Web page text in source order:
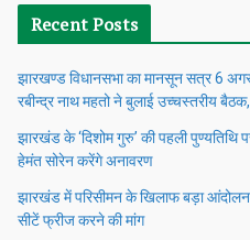
Recent Posts
झारखण्ड विधानसभा का मानसून सत्र 6
रबीन्द्र नाथ महतो ने बुलाई उच्चस्तरीय
झारखंड के ‘दिशोम गुरु’ की पहली पुण्यतिथि
हेमंत सोरेन करेंगे अनावरण
झारखंड में परिसीमन के खिलाफ बड़ा
सीटें फ्रीज करने की मांग